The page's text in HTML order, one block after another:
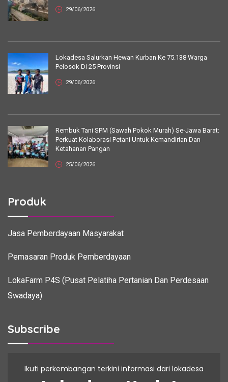
29/06/2026
Lokadesa Salurkan Hewan Kurban Ke 75.138 Warga
Pelosok Di 25 Provinsi
29/06/2026
Rembuk Tani SPM (Sawah Pokok Murah) Se-Jawa Barat:
Perkuat Kolaborasi Petani Untuk Kemandirian Dan
Ketahanan Pangan
25/06/2026
Produk
Jasa Pemberdayaan Masyarakat
Pemasaran Produk Pemberdayaan
LokaFarm P4S (Pusat Pelatiha Pertanian Dan Perdesaan
Swadaya)
Subscribe
Ikuti perkembangan terkini informasi dari lokadesa